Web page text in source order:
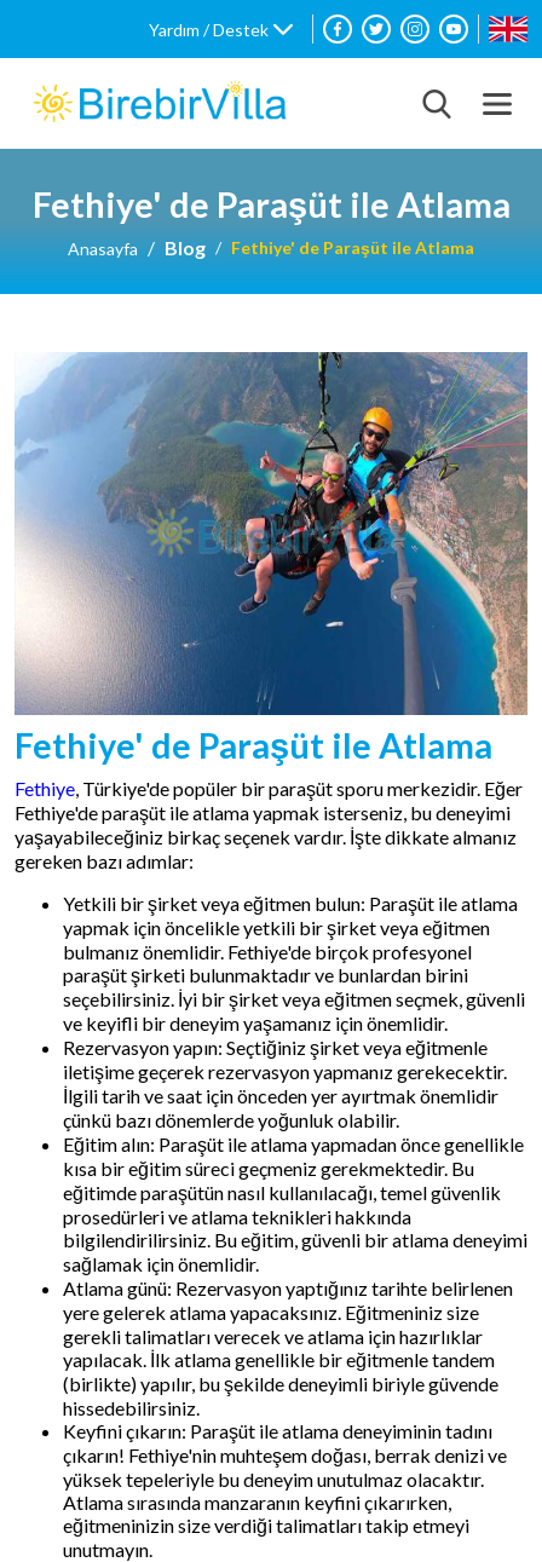
Yardım / Destek
Fethiye' de Paraşüt ile Atlama
Anasayfa Blog Fethiye' de Paraşüt ile Atlama
Fethiye' de Paraşüt ile Atlama
Fethiye, Türkiye'de popüler bir paraşüt sporu merkezidir. Eğer
Fethiye'de paraşüt ile atlama yapmak isterseniz, bu deneyimi
yaşayabileceğiniz birkaç seçenek vardır. İşte dikkate almanız
gereken bazı adımlar:
Yetkili bir şirket veya eğitmen bulun: Paraşüt ile atlama
yapmak için öncelikle yetkili bir şirket veya eğitmen
bulmanız önemlidir. Fethiye'de birçok profesyonel
paraşüt şirketi bulunmaktadır ve bunlardan birini
seçebilirsiniz. İyi bir şirket veya eğitmen seçmek, güvenli
ve keyifli bir deneyim yaşamanız için önemlidir.
Rezervasyon yapın: Seçtiğiniz şirket veya eğitmenle
iletişime geçerek rezervasyon yapmanız gerekecektir.
İlgili tarih ve saat için önceden yer ayırtmak önemlidir
çünkü bazı dönemlerde yoğunluk olabilir.
Eğitim alın: Paraşüt ile atlama yapmadan önce genellikle
kısa bir eğitim süreci geçmeniz gerekmektedir. Bu
eğitimde paraşütün nasıl kullanılacağı, temel güvenlik
prosedürleri ve atlama teknikleri hakkında
bilgilendirilirsiniz. Bu eğitim, güvenli bir atlama deneyimi
sağlamak için önemlidir.
Atlama günü: Rezervasyon yaptığınız tarihte belirlenen
yere gelerek atlama yapacaksınız. Eğitmeniniz size
gerekli talimatları verecek ve atlama için hazırlıklar
yapılacak. İlk atlama genellikle bir eğitmenle tandem
(birlikte) yapılır, bu şekilde deneyimli biriyle güvende
hissedebilirsiniz.
Keyfini çıkarın: Paraşüt ile atlama deneyiminin tadını
çıkarın! Fethiye'nin muhteşem doğası, berrak denizi ve
yüksek tepeleriyle bu deneyim unutulmaz olacaktır.
Atlama sırasında manzaranın keyfini çıkarırken,
eğitmeninizin size verdiği talimatları takip etmeyi
unutmayın.